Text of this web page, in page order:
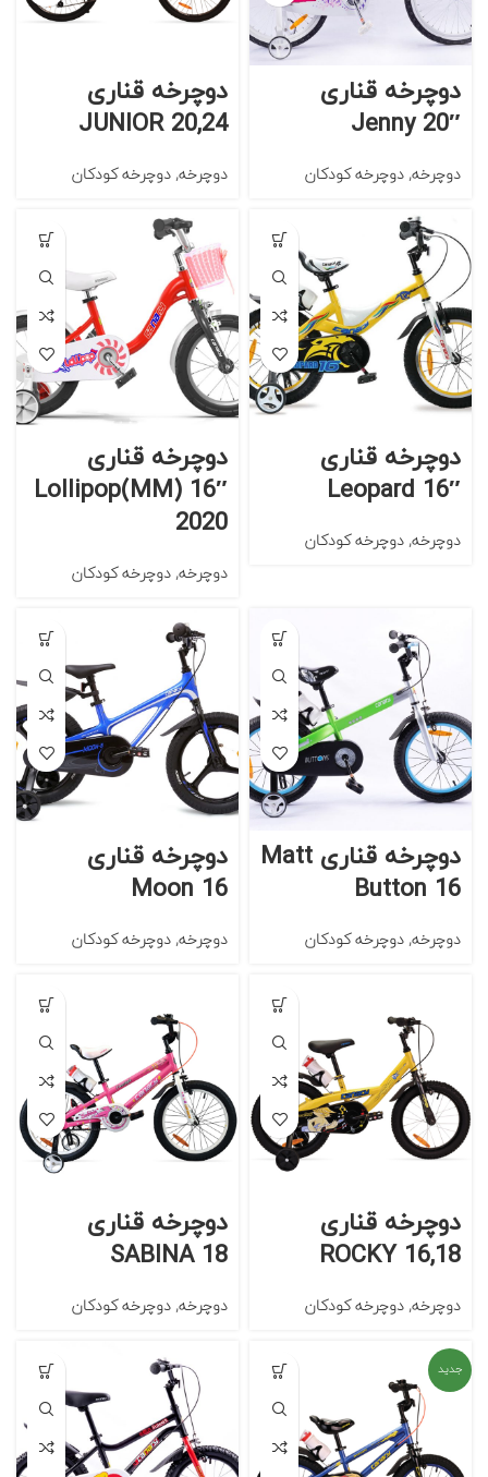
دوچرخه قناری
Jenny 20″
دوچرخه, دوچرخه کودکان
دوچرخه قناری
JUNIOR 20,24
دوچرخه, دوچرخه کودکان
دوچرخه قناری
Leopard 16″
دوچرخه, دوچرخه کودکان
دوچرخه قناری
Lollipop(MM) 16″
2020
دوچرخه, دوچرخه کودکان
دوچرخه قناری Matt
Button 16
دوچرخه, دوچرخه کودکان
دوچرخه قناری
Moon 16
دوچرخه, دوچرخه کودکان
دوچرخه قناری
ROCKY 16,18
دوچرخه, دوچرخه کودکان
دوچرخه قناری
SABINA 18
دوچرخه, دوچرخه کودکان
جدید